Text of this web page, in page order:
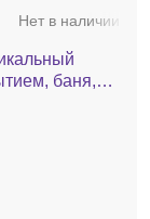
Нет в наличии
баня,